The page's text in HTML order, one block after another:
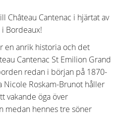
Château Cantenac i hjärtat av
Bordeaux!
en anrik historia och det
Cantenac St Emilion Grand
redan i början på 1870-
Nicole Roskam-Brunot håller
vakande öga över
medan hennes tre söner